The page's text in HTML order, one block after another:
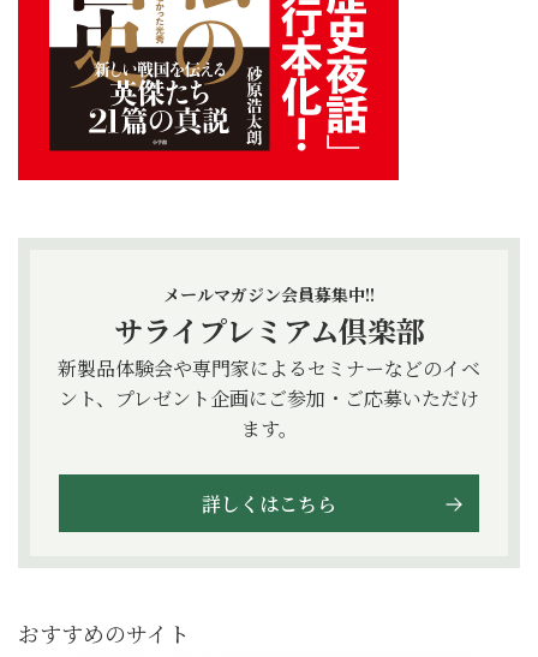
メールマガジン会員募集中!!
サライプレミアム倶楽部
新製品体験会や専門家によるセミナーなどのイベ
ント、プレゼント企画にご参加・ご応募いただけ
ます。
詳しくはこちら
おすすめのサイト